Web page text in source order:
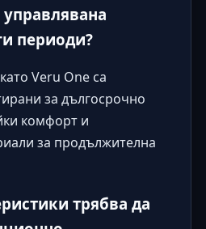
периоди?
Veru One са
за дългосрочно
комфорт и
за продължителна
трябва да